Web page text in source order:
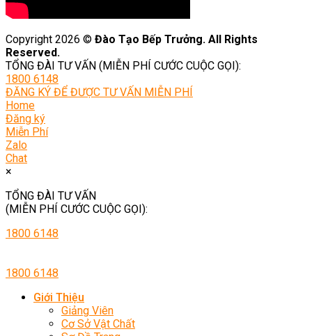
Copyright 2026 © Đào Tạo Bếp Trưởng. All Rights
Reserved.
TỔNG ĐÀI TƯ VẤN (MIỄN PHÍ CƯỚC CUỘC GỌI):
1800 6148
ĐĂNG KÝ ĐỂ ĐƯỢC TƯ VẤN MIỄN PHÍ
Home
Đăng ký
Miễn Phí
Zalo
Chat
×
TỔNG ĐÀI TƯ VẤN
(MIỄN PHÍ CƯỚC CUỘC GỌI):
1800 6148
1800 6148
Giới Thiệu
Giảng Viên
Cơ Sở Vật Chất